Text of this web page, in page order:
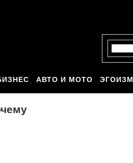
АВТО И МОТО ЭГОИЗМ